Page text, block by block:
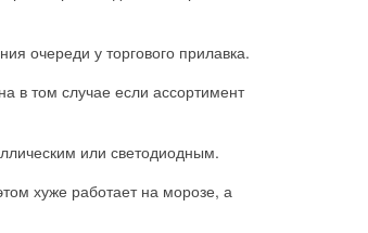
очереди у торгового прилавка.
в том случае если ассортимент
или светодиодным.
хуже работает на морозе, а